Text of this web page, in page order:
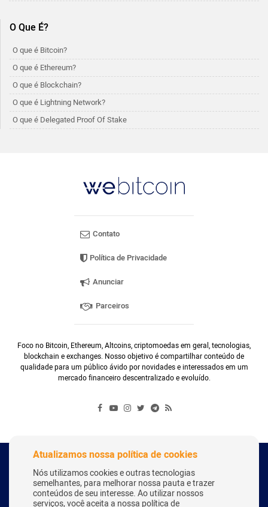
O Que É?
O que é Bitcoin?
O que é Ethereum?
O que é Blockchain?
O que é Lightning Network?
O que é Delegated Proof Of Stake
Contato
Política de Privacidade
Anunciar
Parceiros
Foco no Bitcoin, Ethereum, Altcoins, criptomoedas em geral, tecnologias,
blockchain e exchanges. Nosso objetivo é compartilhar conteúdo de
qualidade para um público ávido por novidades e interessados em um
mercado financeiro descentralizado e evoluído.
Copyright Webitcoin 2018 - Todos os Direitos Reservados
Atualizamos nossa política de cookies
Nós utilizamos cookies e outras tecnologias
semelhantes, para melhorar nossa pauta e trazer
conteúdos de seu interesse. Ao utilizar nossos
serviços, você aceita a nossa política de